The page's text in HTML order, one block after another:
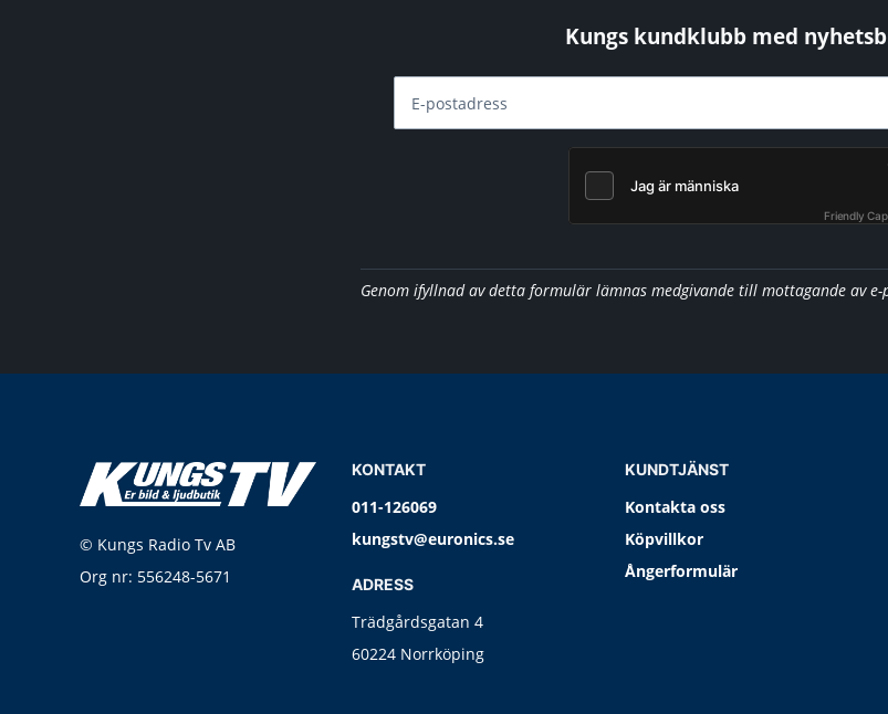
Kungs kundklubb med
E-postadress
Friendly
Genom ifyllnad av detta formulär lämnas medgivande till mottagande av
© Kungs Radio Tv AB
Org nr: 556248-5671
KONTAKT
011-126069
kungstv@euronics.se
ADRESS
Trädgårdsgatan 4
60224 Norrköping
KUNDTJÄNST
Kontakta oss
Köpvillkor
Ångerformulär